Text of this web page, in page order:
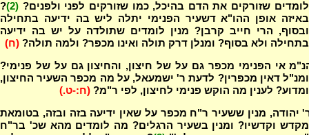
לומדים שזורקים את הדם בהיכל, כמו שזורקים לפני ולפנים? (2)
?
באיזה אופן ההו"א דשעיר הפנימי יתלה ליש בה ידיעה בתחילה
ובסוף, הרי חייב קרבן? מנין לומדים שתולדה על יש בה ידיעה
בתחילה ולא בסוף? ומנלן דרק תולה ואינו מכפר? ולמה תולה? (ח)
אי הפנימי מכפר גם על של חיצון, והחיצון גם על של פנימי?
ומנ"ל דאין מכפרין? לדעת ר' ישמעאל, על מה מכפר השעיר החיצון,
ומדוע? לענין מה הוקש פנימי לחיצון, לפי ר"מ? (ח:-ט.)
יהודה, מנין ששעיר ר"ח מכפר על שאין ידיעה בזה ובזה, בטומאת
מקדש וקדשיו? ומנין בשעיר הרגלים? מה לומדים מהא שכ' בר"ח